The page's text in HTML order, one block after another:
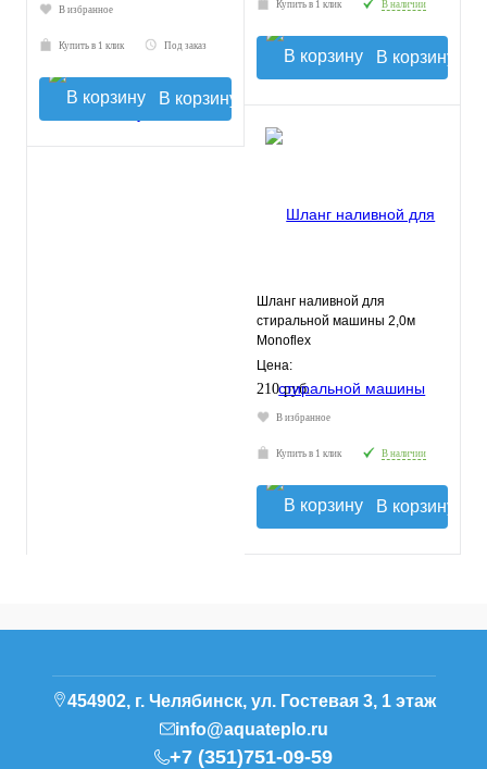
В избранное
Купить в 1 клик Под заказ
В корзину
Купить в 1 клик В наличии
В корзину
Шланг наливной для
стиральной машины 2,0м
Monoflex
Цена:
210 руб.
В избранное
Купить в 1 клик В наличии
В корзину
454902, г. Челябинск, ул. Гостевая 3, 1 этаж
info@aquateplo.ru
+7 (351)751-09-59